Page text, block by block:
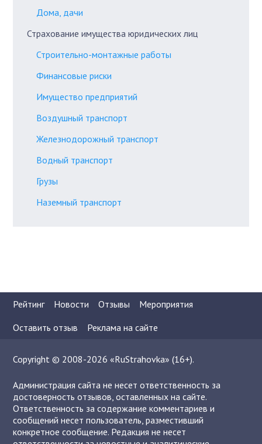
Дома, дачи
Страхование имущества юридических лиц
Строительно-монтажные работы
Финансовые риски
Имущество предприятий
Воздушный транспорт
Железнодорожный транспорт
Водный транспорт
Грузы
Наземный транспорт
Рейтинг Новости Отзывы
Мероприятия
Оставить отзыв
Реклама на сайте
Copyright © 2008-2026 «RuStrahovka» (16+).
Администрация сайта не несет ответственность за
достоверность отзывов, оставленных на сайте.
Ответственность за содержание комментариев и
сообщений несет пользователь, разместивший
конкретное сообщение. Редакция не несет